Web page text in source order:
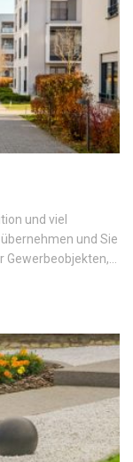
und viel
und Sie